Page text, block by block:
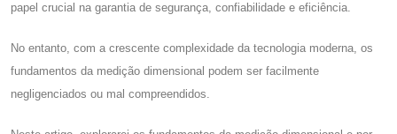
papel crucial na garantia de segurança, confiabilidade e eficiência.
No entanto, com a crescente complexidade da tecnologia moderna, os
fundamentos da medição dimensional podem ser facilmente
negligenciados ou mal compreendidos.